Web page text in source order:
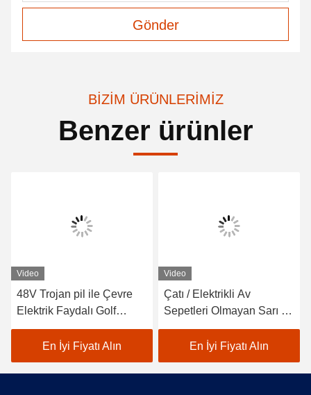
Gönder
BIZIM ÜRÜNLERIMIZ
Benzer ürünler
Video
48V Trojan pil ile Çevre
Elektrik Faydalı Golf
Arabaları 6 * 8V
En İyi Fiyatı Alın
Video
Çatı / Elektrikli Av
Sepetleri Olmayan Sarı 4
Kişilik Sahil Elektrikli
Hizmet Arabası
En İyi Fiyatı Alın